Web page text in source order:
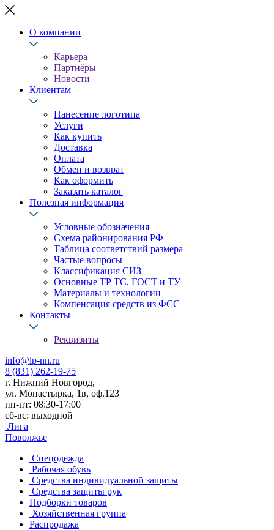
О компании
Карьера
Партнёры
Новости
Клиентам
Нанесение логотипа
Услуги
Как купить
Доставка
Оплата
Обмен и возврат
Как оформить
Заказать каталог
Полезная информация
Условные обозначения
Схема районирования РФ
Таблица соответствий размера
Частые вопросы
Классификация СИЗ
Основные ТР ТС, ГОСТ и ТУ
Материалы и технологии
Компенсация средств из ФСС
Контакты
Реквизиты
info@lp-nn.ru
8 (831) 262-19-75
г. Нижний Новгород,
ул. Монастырка, 1в, оф.123
пн-пт: 08:30-17:00
сб-вс: выходной
Лига
Поволжье
Спецодежда
Рабочая обувь
Средства индивидуальной защиты
Средства защиты рук
Подборки товаров
Хозяйственная группа
Распродажа